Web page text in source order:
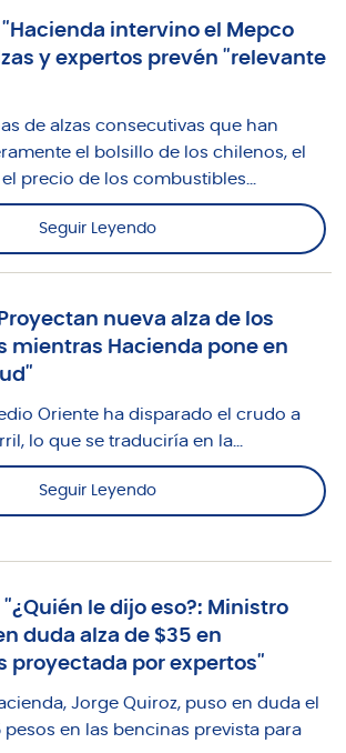
intervino el Mepco
y expertos prevén "relevante
de alzas consecutivas que han
el bolsillo de los chilenos, el
precio de los combustibles...
Seguir Leyendo
nueva alza de los
mientras Hacienda pone en
Oriente ha disparado el crudo a
lo que se traduciría en la...
Seguir Leyendo
"¿Quién le dijo eso?: Ministro
duda alza de $35 en
proyectada por expertos"
Jorge Quiroz, puso en duda el
pesos en las bencinas prevista para